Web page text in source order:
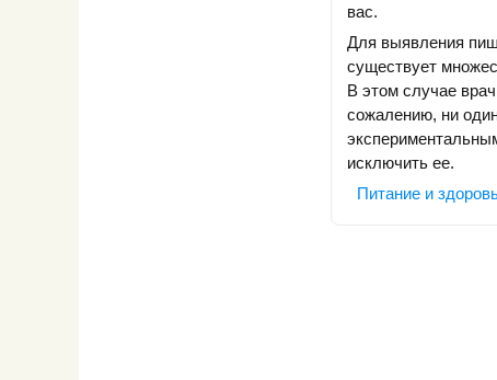
вас.
Для выявления
существует
В этом случае
сожалению, ни
исключить ее.
Питание и